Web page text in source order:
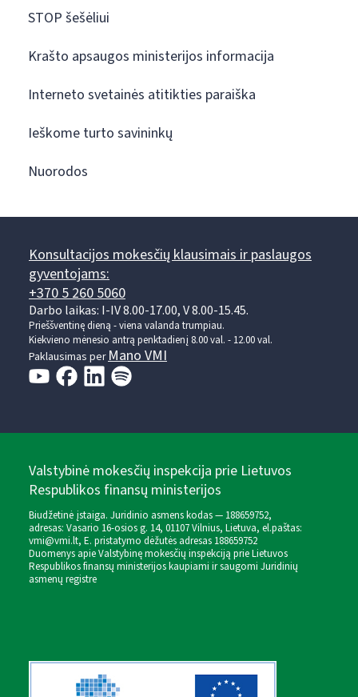
STOP šešėliui
Krašto apsaugos ministerijos informacija
Interneto svetainės atitikties paraiška
Ieškome turto savininkų
Nuorodos
Konsultacijos mokesčių klausimais ir paslaugos
gyventojams:
+370 5 260 5060
Darbo laikas: I-IV 8.00-17.00, V 8.00-15.45.
Prieššventinę dieną - viena valanda trumpiau.
Kiekvieno mėnesio antrą penktadienį 8.00 val. - 12.00 val.
Paklausimas perMano VMI
Valstybinė mokesčių inspekcija prie Lietuvos
Respublikos finansų ministerijos
Biudžetinė įstaiga. Juridinio asmens kodas — 188659752,
adresas: Vasario 16-osios g. 14, 01107 Vilnius, Lietuva, el.paštas:
vmi@vmi.lt, E. pristatymo dėžutės adresas 188659752
Duomenys apie Valstybinę mokesčių inspekciją prie Lietuvos
Respublikos finansų ministerijos kaupiami ir saugomi Juridinių
asmenų registre